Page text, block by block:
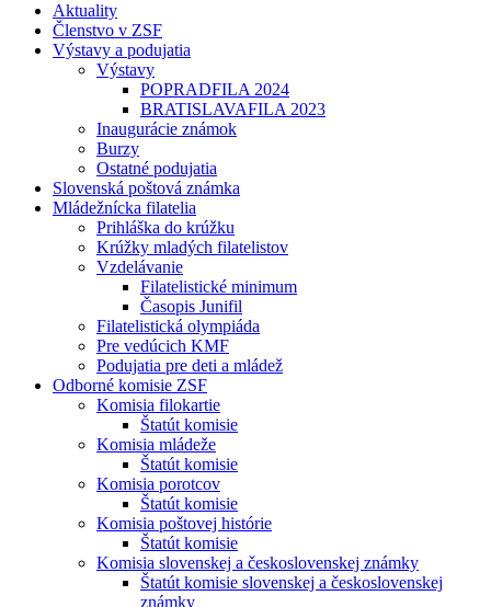
Aktuality
Členstvo v ZSF
Výstavy a podujatia
Výstavy
POPRADFILA 2024
BRATISLAVAFILA 2023
Inaugurácie známok
Burzy
Ostatné podujatia
Slovenská poštová známka
Mládežnícka filatelia
Prihláška do krúžku
Krúžky mladých filatelistov
Vzdelávanie
Filatelistické minimum
Časopis Junifil
Filatelistická olympiáda
Pre vedúcich KMF
Podujatia pre deti a mládež
Odborné komisie ZSF
Komisia filokartie
Štatút komisie
Komisia mládeže
Štatút komisie
Komisia porotcov
Štatút komisie
Komisia poštovej histórie
Štatút komisie
Komisia slovenskej a československej známky
Štatút komisie slovenskej a československej
známky